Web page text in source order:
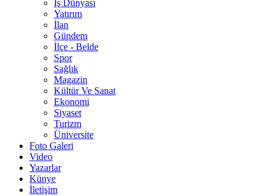
İş Dünyası
Yatırım
İlan
Gündem
İlçe - Belde
Spor
Sağlık
Magazin
Kültür Ve Sanat
Ekonomi
Siyaset
Turizm
Üniversite
Foto Galeri
Video
Yazarlar
Künye
İletişim